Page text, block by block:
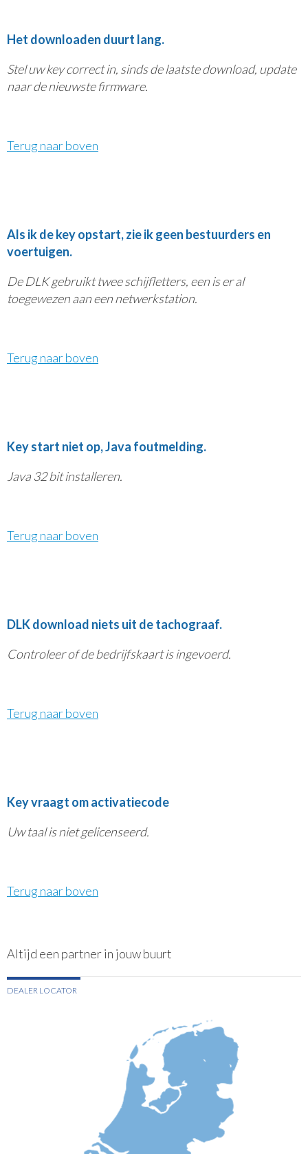
Het downloaden duurt lang.
Stel uw key correct in, sinds de laatste download, update
naar de nieuwste firmware.
Terug naar boven
Als ik de key opstart, zie ik geen bestuurders en
voertuigen.
De DLK gebruikt twee schijfletters, een is er al
toegewezen aan een netwerkstation.
Terug naar boven
Key start niet op, Java foutmelding.
Java 32 bit installeren.
Terug naar boven
DLK download niets uit de tachograaf.
Controleer of de bedrijfskaart is ingevoerd.
Terug naar boven
Key vraagt om activatiecode
Uw taal is niet gelicenseerd.
Terug naar boven
Altijd een partner in jouw buurt
DEALER LOCATOR